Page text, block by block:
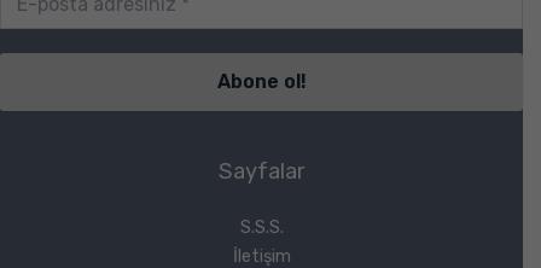
Sayfalar
S.S.S.
İletişim